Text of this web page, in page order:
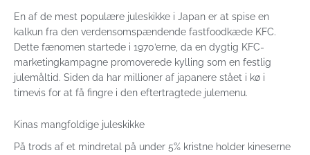
En af de mest populære juleskikke i Japan er at spise en
kalkun fra den verdensomspændende fastfoodkæde KFC.
Dette fænomen startede i 1970’erne, da en dygtig KFC-
marketingkampagne promoverede kylling som en festlig
julemåltid. Siden da har millioner af japanere stået i kø i
timevis for at få fingre i den eftertragtede julemenu.
Kinas mangfoldige juleskikke
På trods af et mindretal på under 5% kristne holder kineserne